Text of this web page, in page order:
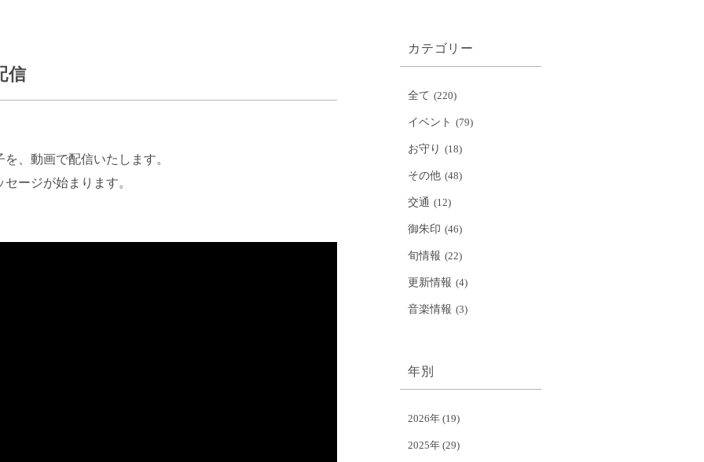
信
、動画で配信いたします。
ージが始まります。
カテゴリー
全て (220)
イベント (79)
お守り (18)
その他 (48)
交通 (12)
御朱印 (46)
旬情報 (22)
更新情報 (4)
音楽情報 (3)
年別
2026年 (19)
2025年 (29)